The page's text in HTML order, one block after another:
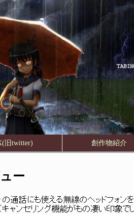
twitter) 創作物紹
ー
通話にも使える無線のヘッドフォン
ャンセリング機能がもの凄い印象でし